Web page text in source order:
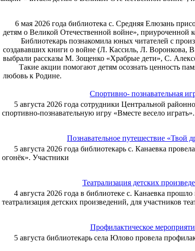
6 мая 2026 года библиотека с. Средняя Елюзань
детям о Великой Отечественной войне»,
Библиотекарь познакомила юных читателей с
создававших книги о войне (Л. Кассиль, Л. Воронкова,
выбрали рассказы М. Зощенко «Храбрые дети», С.
Такие акции помогают детям осознать ценность
любовь к Родине.
Спортивно- познавательная
5 августа 2026 года сотрудники Центральной
спортивно-познавательную игру «Вместе весело играть».
Познавательное путешествие «Твой
5 августа 2026 года библиотекарь с. Канаевка
огонёк». Участники
Театрализация детских
4 августа 2026 года в библиотеке с. Канаевка
театрализация детских произведений, для участников
Профилактическое
5 августа библиотекарь села Юлово провела